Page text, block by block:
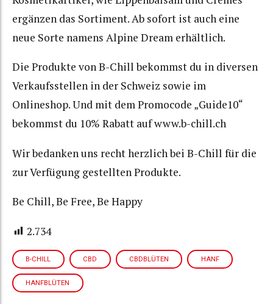
ergänzen das Sortiment. Ab sofort ist auch eine
neue Sorte namens Alpine Dream erhältlich.
Die Produkte von B-Chill bekommst du in diversen
Verkaufsstellen in der Schweiz sowie im
Onlineshop. Und mit dem Promocode „Guide10“
bekommst du 10% Rabatt auf www.b-chill.ch
Wir bedanken uns recht herzlich bei B-Chill für die
zur Verfügung gestellten Produkte.
Be Chill, Be Free, Be Happy
2.734
B-CHILL CBD CBDBLÜTEN HANF
HANFBLÜTEN